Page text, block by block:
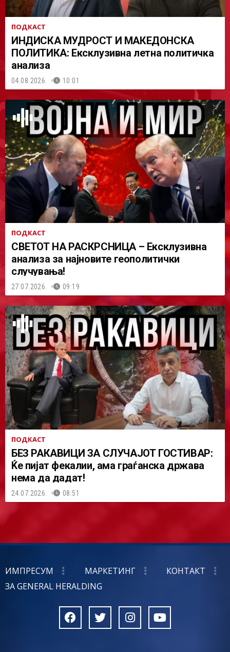
ПОДКАСТ
ИНДИСКА МУДРОСТ И МАКЕДОНСКА
ПОЛИТИКА: Ексклузивна летна политичка
анализа
04.08.2026. 10:01
ПОДКАСТ
СВЕТОТ НА РАСКРСНИЦА – Ексклузивна
анализа за најновите геополитички
случувања!
27.07.2026. 09:19
ПОДКАСТ
БЕЗ РАКАВИЦИ ЗА СЛУЧАЈОТ ГОСТИВАР:
Ќе пијат фекалии, ама граѓанска држава
нема да дадат!
24.07.2026. 08:51
ИМПРЕСУМ МАРКЕТИНГ
КОНТАКТ
ЗА GENERAL HERALDING